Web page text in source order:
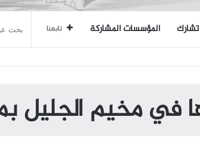
المؤسسات المشاركة تابعنا
في مخيم